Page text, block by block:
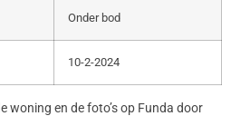
Onder bod
10-2-2024
woning en de foto’s op Funda door